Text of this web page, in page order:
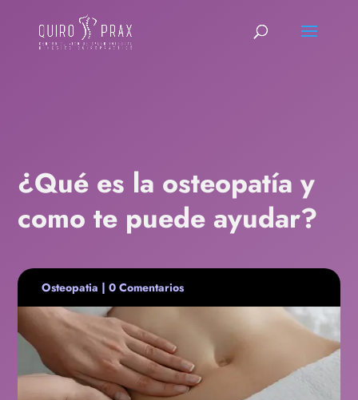
¿Qué es la osteopatía y
como te puede ayudar?
Osteopatia |0 Comentarios